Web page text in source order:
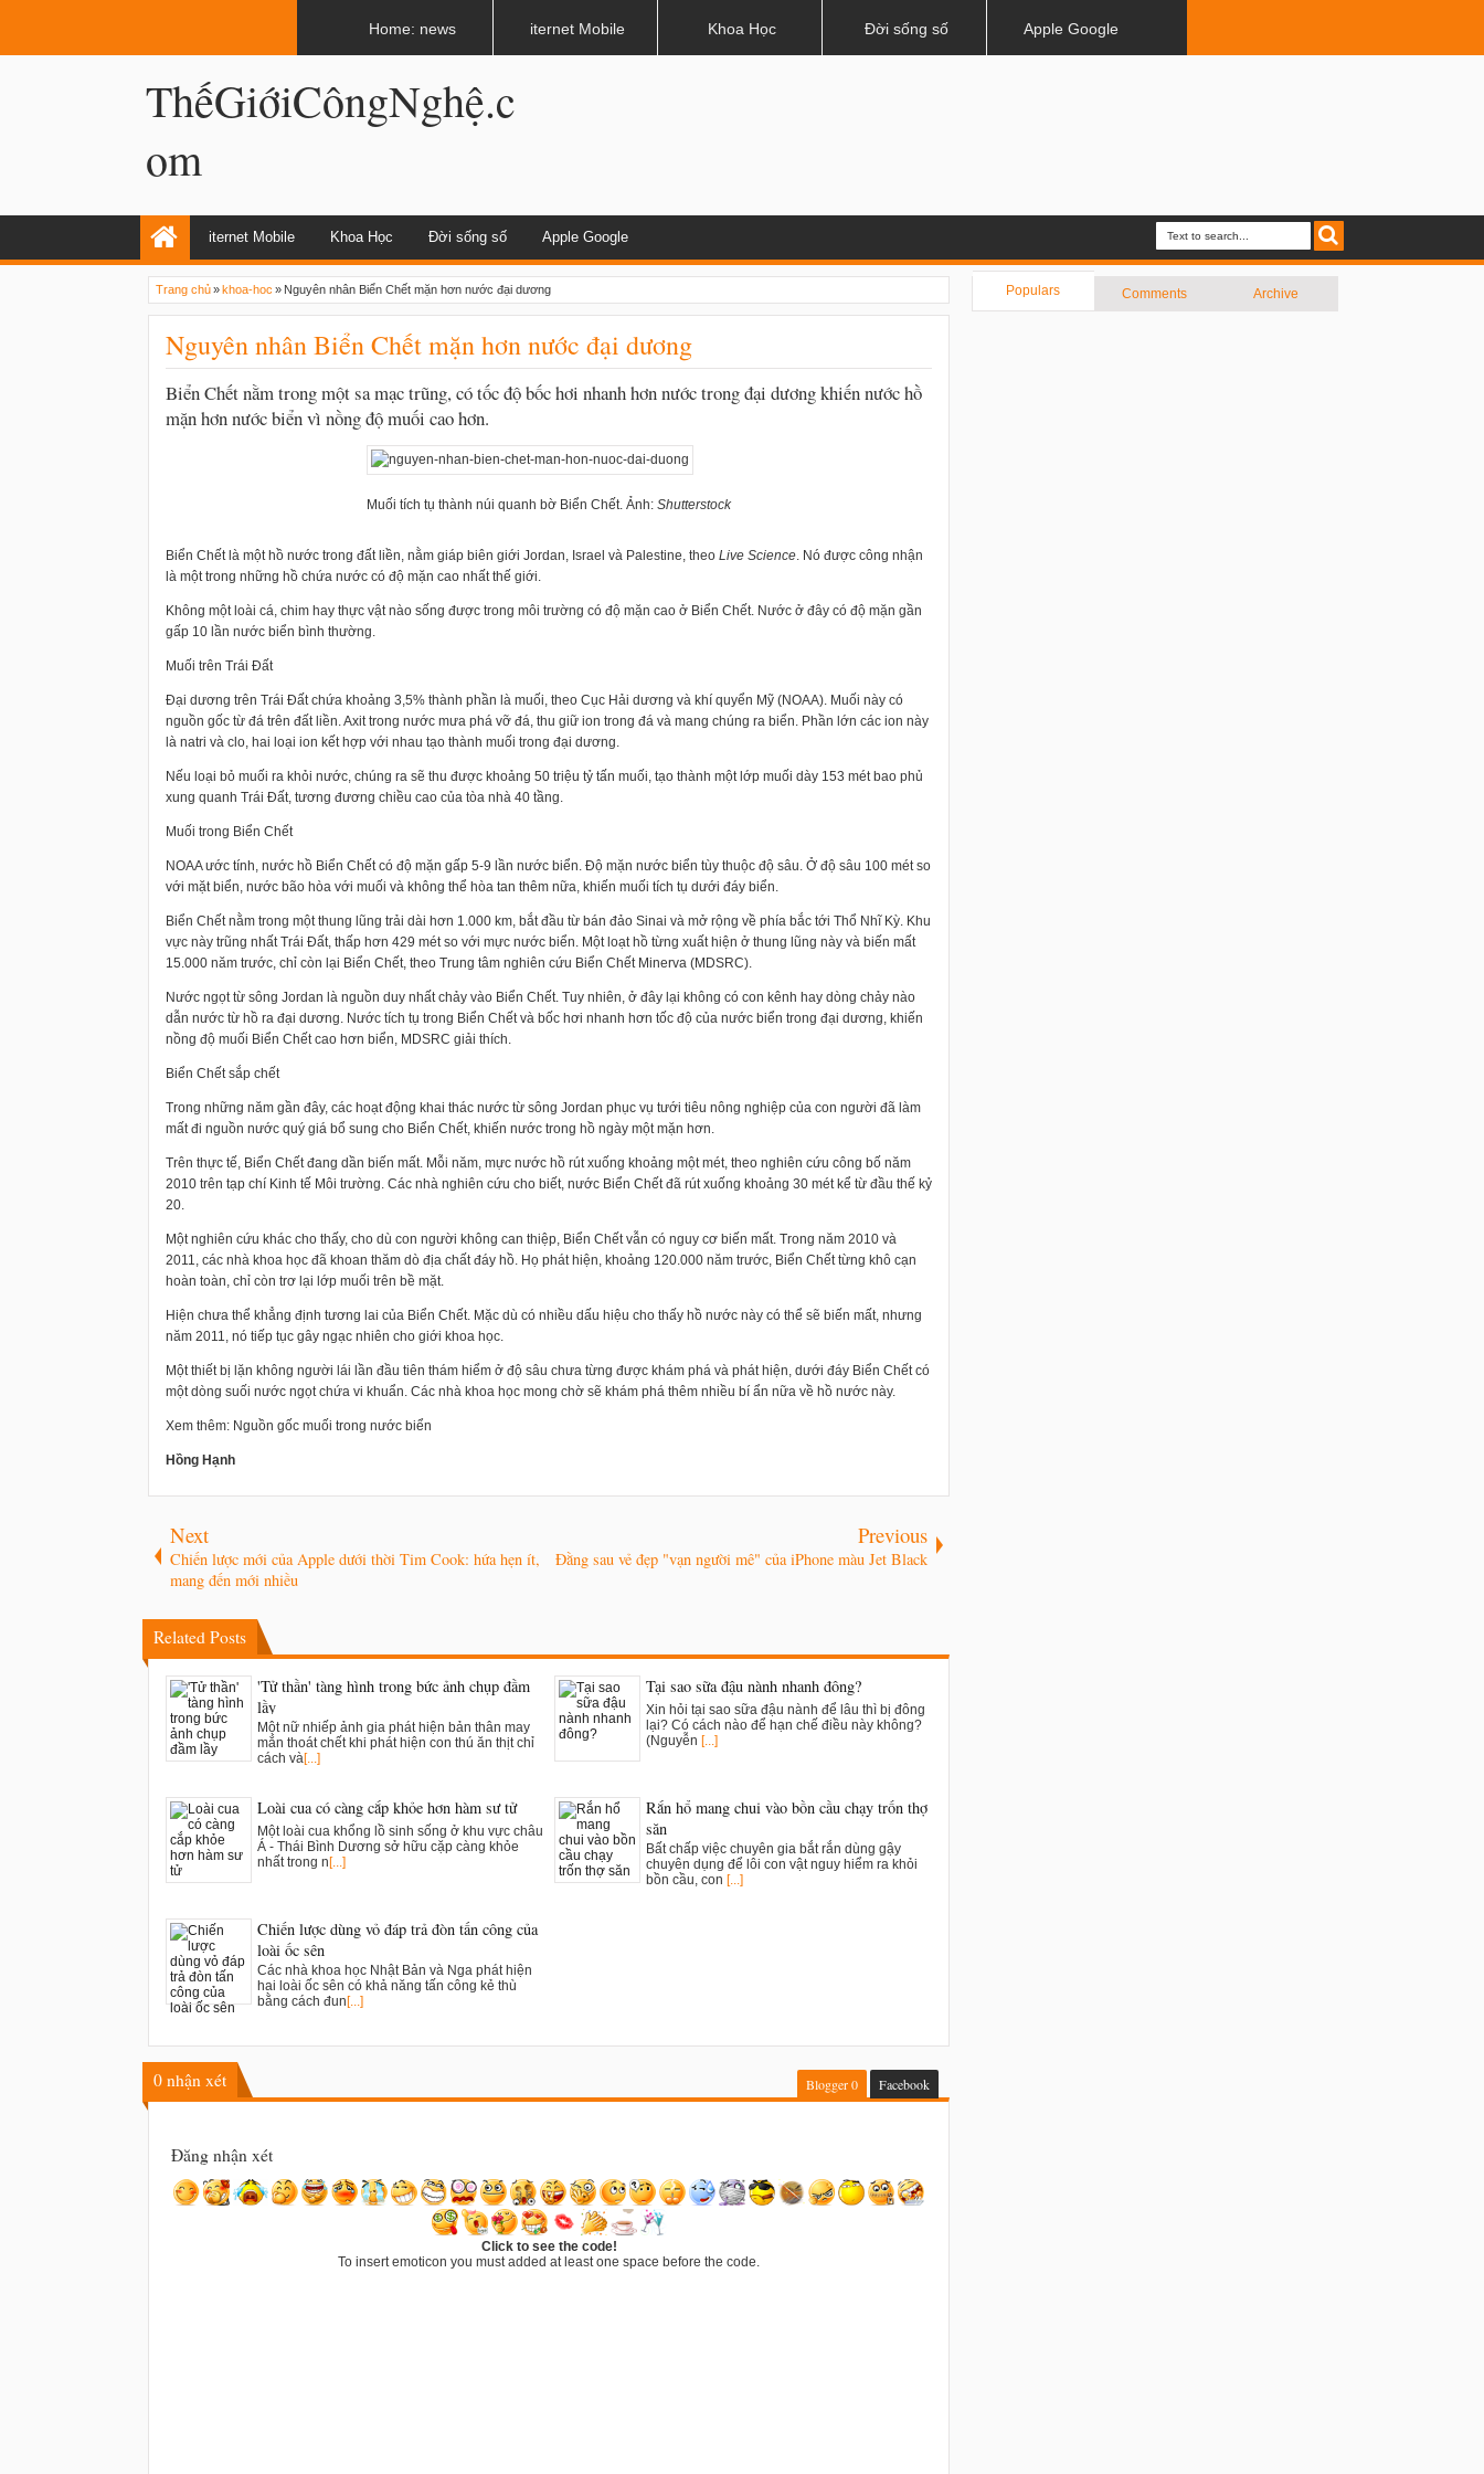
ThếGiớiCôngNghệ.c
om
iternet Mobile Khoa Học Đời sống số Apple Google
Populars Comments Archive
Trang chủ»khoa-hoc » Nguyên nhân Biển Chết mặn hơn nước đại dương
Nguyên nhân Biển Chết mặn hơn nước đại dương
Biển Chết nằm trong một sa mạc trũng, có tốc độ bốc hơi nhanh hơn nước trong đại dương khiến nước hồ
mặn hơn nước biển vì nồng độ muối cao hơn.
Muối tích tụ thành núi quanh bờ Biển Chết. Ảnh: Shutterstock
Biển Chết là một hồ nước trong đất liền, nằm giáp biên giới Jordan, Israel và Palestine, theo Live Science. Nó được công nhận
là một trong những hồ chứa nước có độ mặn cao nhất thế giới.
Không một loài cá, chim hay thực vật nào sống được trong môi trường có độ mặn cao ở Biển Chết. Nước ở đây có độ mặn gần
gấp 10 lần nước biển bình thường.
Muối trên Trái Đất
Đại dương trên Trái Đất chứa khoảng 3,5% thành phần là muối, theo Cục Hải dương và khí quyển Mỹ (NOAA). Muối này có
nguồn gốc từ đá trên đất liền. Axit trong nước mưa phá vỡ đá, thu giữ ion trong đá và mang chúng ra biển. Phần lớn các ion này
là natri và clo, hai loại ion kết hợp với nhau tạo thành muối trong đại dương.
Nếu loại bỏ muối ra khỏi nước, chúng ra sẽ thu được khoảng 50 triệu tỷ tấn muối, tạo thành một lớp muối dày 153 mét bao phủ
xung quanh Trái Đất, tương đương chiều cao của tòa nhà 40 tầng.
Muối trong Biển Chết
NOAA ước tính, nước hồ Biển Chết có độ mặn gấp 5-9 lần nước biển. Độ mặn nước biển tùy thuộc độ sâu. Ở độ sâu 100 mét so
với mặt biển, nước bão hòa với muối và không thể hòa tan thêm nữa, khiến muối tích tụ dưới đáy biển.
Biển Chết nằm trong một thung lũng trải dài hơn 1.000 km, bắt đầu từ bán đảo Sinai và mở rộng về phía bắc tới Thổ Nhĩ Kỳ. Khu
vực này trũng nhất Trái Đất, thấp hơn 429 mét so với mực nước biển. Một loạt hồ từng xuất hiện ở thung lũng này và biến mất
15.000 năm trước, chỉ còn lại Biển Chết, theo Trung tâm nghiên cứu Biển Chết Minerva (MDSRC).
Nước ngọt từ sông Jordan là nguồn duy nhất chảy vào Biển Chết. Tuy nhiên, ở đây lại không có con kênh hay dòng chảy nào
dẫn nước từ hồ ra đại dương. Nước tích tụ trong Biển Chết và bốc hơi nhanh hơn tốc độ của nước biển trong đại dương, khiến
nồng độ muối Biển Chết cao hơn biển, MDSRC giải thích.
Biển Chết sắp chết
Trong những năm gần đây, các hoạt động khai thác nước từ sông Jordan phục vụ tưới tiêu nông nghiệp của con người đã làm
mất đi nguồn nước quý giá bổ sung cho Biển Chết, khiến nước trong hồ ngày một mặn hơn.
Trên thực tế, Biển Chết đang dần biến mất. Mỗi năm, mực nước hồ rút xuống khoảng một mét, theo nghiên cứu công bố năm
2010 trên tạp chí Kinh tế Môi trường. Các nhà nghiên cứu cho biết, nước Biển Chết đã rút xuống khoảng 30 mét kể từ đầu thế kỷ
20.
Một nghiên cứu khác cho thấy, cho dù con người không can thiệp, Biển Chết vẫn có nguy cơ biến mất. Trong năm 2010 và
2011, các nhà khoa học đã khoan thăm dò địa chất đáy hồ. Họ phát hiện, khoảng 120.000 năm trước, Biển Chết từng khô cạn
hoàn toàn, chỉ còn trơ lại lớp muối trên bề mặt.
Hiện chưa thể khẳng định tương lai của Biển Chết. Mặc dù có nhiều dấu hiệu cho thấy hồ nước này có thể sẽ biến mất, nhưng
năm 2011, nó tiếp tục gây ngạc nhiên cho giới khoa học.
Một thiết bị lặn không người lái lần đầu tiên thám hiểm ở độ sâu chưa từng được khám phá và phát hiện, dưới đáy Biển Chết có
một dòng suối nước ngọt chứa vi khuẩn. Các nhà khoa học mong chờ sẽ khám phá thêm nhiều bí ẩn nữa về hồ nước này.
Xem thêm: Nguồn gốc muối trong nước biển
Hồng Hạnh
Next
Chiến lược mới của Apple dưới thời Tim Cook: hứa hẹn ít,
mang đến mới nhiều
Previous
Đằng sau vẻ đẹp "vạn người mê" của iPhone màu Jet Black
Related Posts
'Tử thần' tàng hình trong bức ảnh chụp đầm
lầy
Một nữ nhiếp ảnh gia phát hiện bản thân may
mắn thoát chết khi phát hiện con thú ăn thịt chỉ
cách và[...]
Tại sao sữa đậu nành nhanh đông?
Xin hỏi tại sao sữa đậu nành để lâu thì bị đông
lại? Có cách nào để hạn chế điều này không?
(Nguyễn [...]
Loài cua có càng cắp khỏe hơn hàm sư tử
Một loài cua khổng lồ sinh sống ở khu vực châu
Á - Thái Bình Dương sở hữu cặp càng khỏe
nhất trong n [...]
Rắn hổ mang chui vào bồn cầu chạy trốn thợ
săn
Bất chấp việc chuyên gia bắt rắn dùng gậy
chuyên dụng để lôi con vật nguy hiểm ra khỏi
bồn cầu, con [...]
Chiến lược dùng vỏ đáp trả đòn tấn công của
loài ốc sên
Các nhà khoa học Nhật Bản và Nga phát hiện
hai loài ốc sên có khả năng tấn công kẻ thù
bằng cách đun [...]
0 nhận xét Blogger0 Facebook
Đăng nhận xét
Click to see the code!
To insert emoticon you must added at least one space before the code.
Home: news iternet Mobile Khoa Học Đời sống số Apple Google